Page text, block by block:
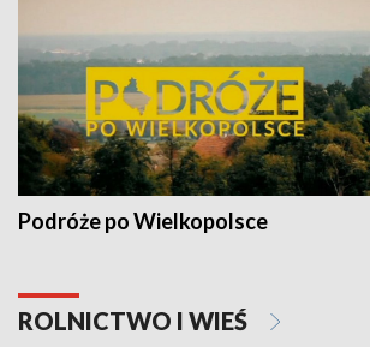
Podróże po Wielkopolsce
ROLNICTWO I WIEŚ